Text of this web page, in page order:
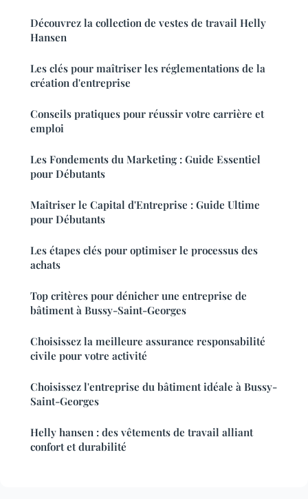
Découvrez la collection de vestes de travail Helly
Hansen
Les clés pour maîtriser les réglementations de la
création d'entreprise
Conseils pratiques pour réussir votre carrière et
emploi
Les Fondements du Marketing : Guide Essentiel
pour Débutants
Maîtriser le Capital d'Entreprise : Guide Ultime
pour Débutants
Les étapes clés pour optimiser le processus des
achats
Top critères pour dénicher une entreprise de
bâtiment à Bussy-Saint-Georges
Choisissez la meilleure assurance responsabilité
civile pour votre activité
Choisissez l'entreprise du bâtiment idéale à Bussy-
Saint-Georges
Helly hansen : des vêtements de travail alliant
confort et durabilité